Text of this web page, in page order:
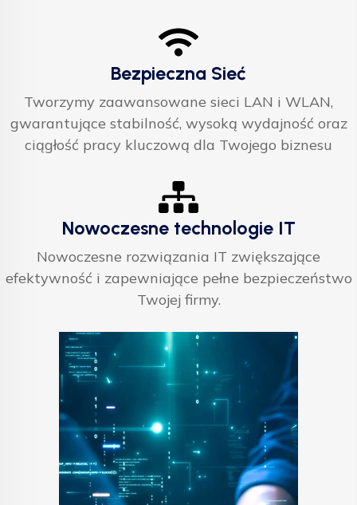
Bezpieczna Sieć
Tworzymy zaawansowane sieci LAN i WLAN,
gwarantujące stabilność, wysoką wydajność oraz
ciągłość pracy kluczową dla Twojego biznesu
Nowoczesne technologie IT
Nowoczesne rozwiązania IT zwiększające
efektywność i zapewniające pełne bezpieczeństwo
Twojej firmy.